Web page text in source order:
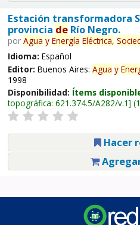
Estación transformadora
provincia deRío Negro.
por Agua y Energía Eléctrica,
Idioma: Español
Editor: Buenos Aires: Agua y
1998
Disponibilidad: Ítems
topográfica: 621.374.5/A282/v.1
Hacer